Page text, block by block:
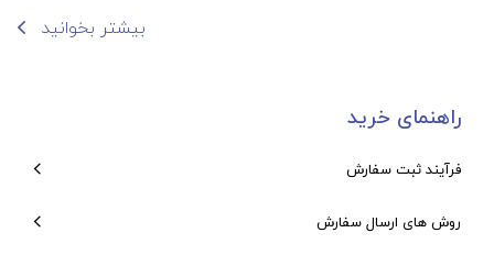
بیشتر بخوانید
راهنمای خرید
فرآیند ثبت سفارش
روش های ارسال سفارش